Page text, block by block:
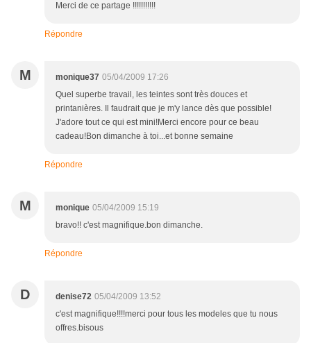
Merci de ce partage !!!!!!!!!!!
Répondre
M monique37 05/04/2009 17:26
Quel superbe travail, les teintes sont très douces et
printanières. Il faudrait que je m'y lance dès que possible!
J'adore tout ce qui est mini!Merci encore pour ce beau
cadeau!Bon dimanche à toi...et bonne semaine
Répondre
M monique 05/04/2009 15:19
bravo!! c'est magnifique.bon dimanche.
Répondre
D denise72 05/04/2009 13:52
c'est magnifique!!!!merci pour tous les modeles que tu nous
offres.bisous